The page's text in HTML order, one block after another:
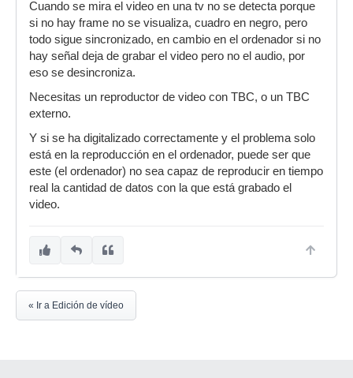
Cuando se mira el video en una tv no se detecta porque
si no hay frame no se visualiza, cuadro en negro, pero
todo sigue sincronizado, en cambio en el ordenador si no
hay señal deja de grabar el video pero no el audio, por
eso se desincroniza.
Necesitas un reproductor de video con TBC, o un TBC
externo.
Y si se ha digitalizado correctamente y el problema solo
está en la reproducción en el ordenador, puede ser que
este (el ordenador) no sea capaz de reproducir en tiempo
real la cantidad de datos con la que está grabado el
video.
« Ir a Edición de vídeo